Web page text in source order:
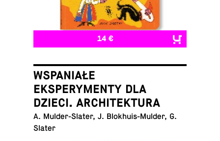
14 €
WSPANIAŁE
EKSPERYMENTY DLA
DZIECI. ARCHITEKTURA
A. Mul­der-Slater, J. Blokhuis-Mul­der, G.
Slater